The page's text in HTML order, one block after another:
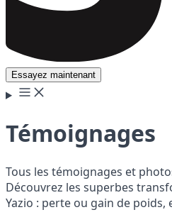
Essayez maintenant
Témoignages
Tous les témoignages et
Découvrez les superbes
Yazio : perte ou gain de poids,